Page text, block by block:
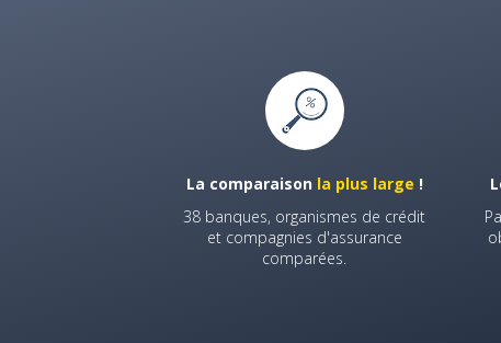
La comparaison la plus large !
38 banques, organismes de crédit
et compagnies d'assurance
comparées.